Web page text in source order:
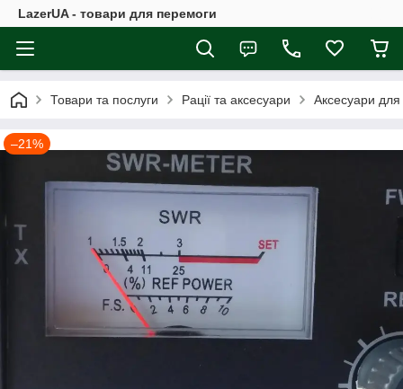
LazerUA - товари для перемоги
Товари та послуги Рації та аксесуари Аксесуари для
–21%